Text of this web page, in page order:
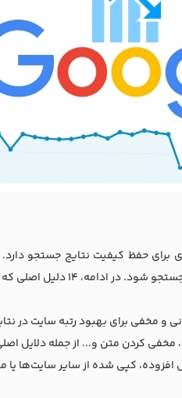
حفظ کیفیت نتایج جستجو دارد.
می‌تواند منجر به پنالتی شدن سایت و کاهش
و مخفی برای بهبود رتبه سایت در
مخفی کردن متن و... از جمله دلایل
کپی شده از سایر سایت‌ها یا